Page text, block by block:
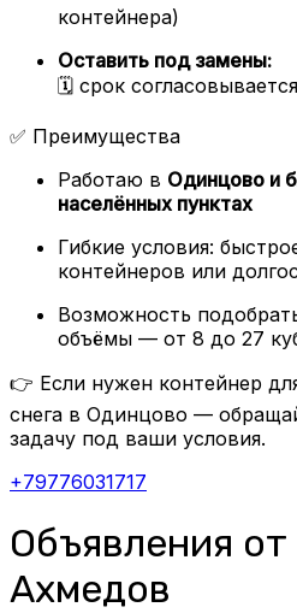
контейнера)
Оставить под замены:
🗓️ срок
✅ Преимущества
Работаю в Одинцово и
населённых пунктах
Гибкие условия:
контейнеров или
Возможность
объёмы — от 8 до 27
👉 Если нужен контейнер
снега в Одинцово —
задачу под ваши условия.
+79776031717
Объявления
Ахмедов